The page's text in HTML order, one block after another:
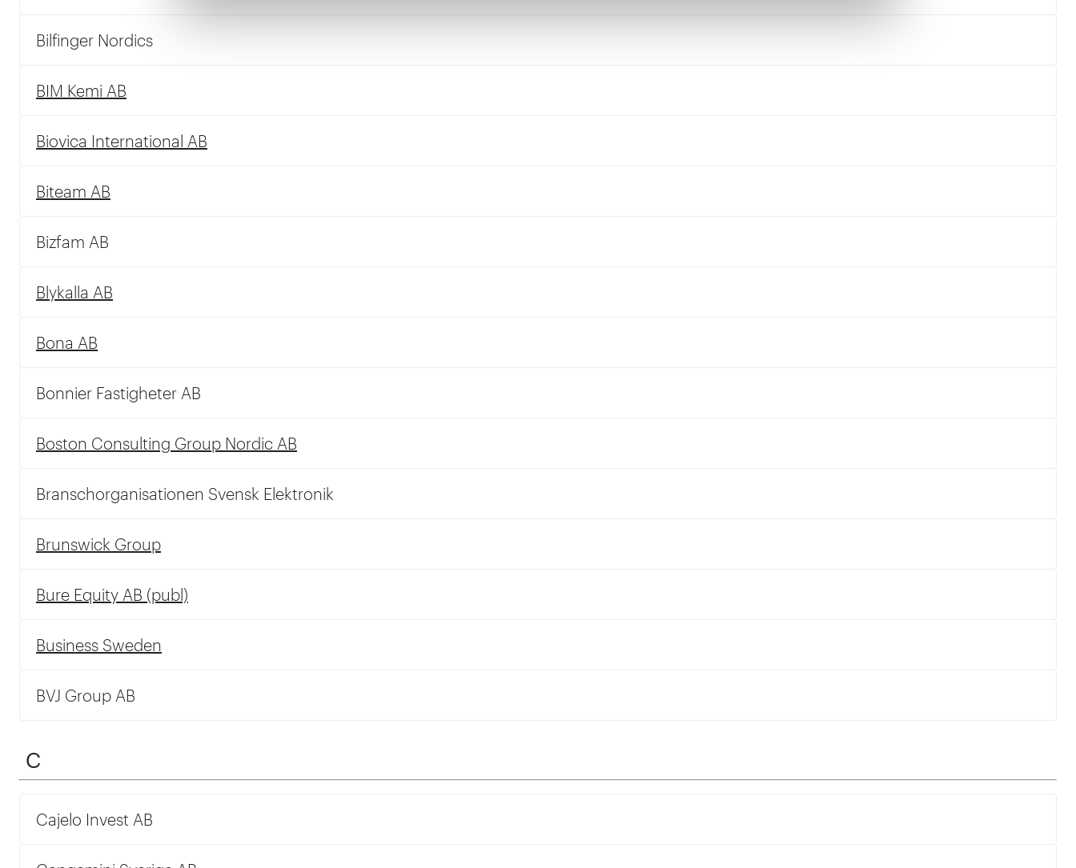
Bilfinger Nordics
BIM Kemi AB
Biovica International AB
Biteam AB
Bizfam AB
Blykalla AB
Bona AB
Bonnier Fastigheter AB
Boston Consulting Group Nordic AB
Branschorganisationen Svensk Elektronik
Brunswick Group
Bure Equity AB (publ)
Business Sweden
BVJ Group AB
C
Cajelo Invest AB